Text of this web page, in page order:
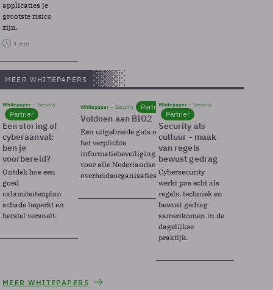
applicaties je
grootste risico
zijn.
1 min
MEER WHITEPAPERS
Whitepaper Security
Partner
Een storing of
cyberaanval:
ben je
voorbereid?
Ontdek hoe een
goed
calamiteitenplan
schade beperkt en
herstel versnelt.
Whitepaper Security Partner
Voldoen aan BIO2
Een uitgebreide gids over BIO2,
het verplichte
informatiebeveiligingsframework
voor alle Nederlandse
overheidsorganisaties.
Whitepaper Security
Partner
Security als
cultuur - maak
van regels
bewust gedrag
Cybersecurity
werkt pas echt als
regels, techniek en
bewust gedrag
samenkomen in de
dagelijkse
praktijk.
MEER WHITEPAPERS